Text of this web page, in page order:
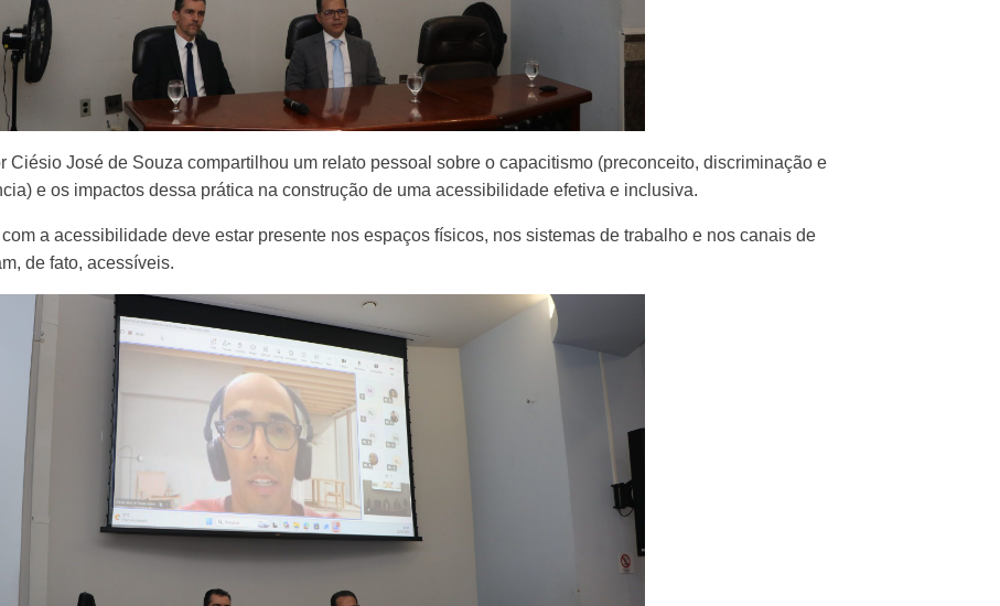
Ciésio José de Souza compartilhou um relato pessoal sobre o capacitismo (preconceito, discriminação e
e os impactos dessa prática na construção de uma acessibilidade efetiva e inclusiva.
a acessibilidade deve estar presente nos espaços físicos, nos sistemas de trabalho e nos canais de
de fato, acessíveis.